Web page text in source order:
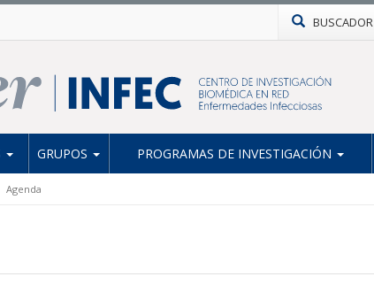
BUSCADOR
GRUPOS PROGRAMAS DE INVESTIGACIÓN
Agenda